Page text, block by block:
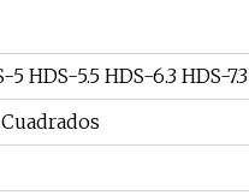
HDS-5.5 HDS-6.3 HDS-7.3